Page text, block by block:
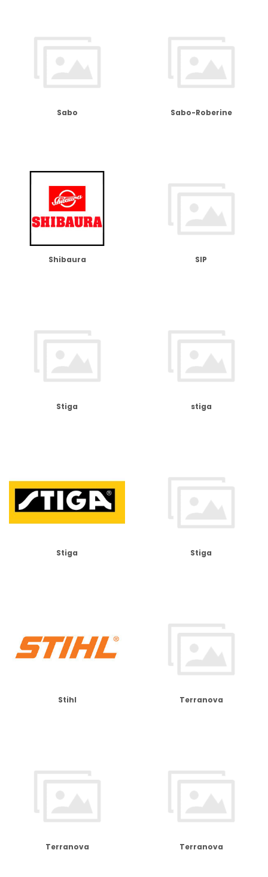
Sabo Sabo-Roberine
Shibaura SIP
Stiga stiga
Stiga Stiga
Stihl Terranova
Terranova Terranova